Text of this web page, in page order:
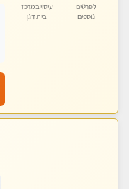
לפרטים
נוספים
עיסוי במרכז
בית דגן